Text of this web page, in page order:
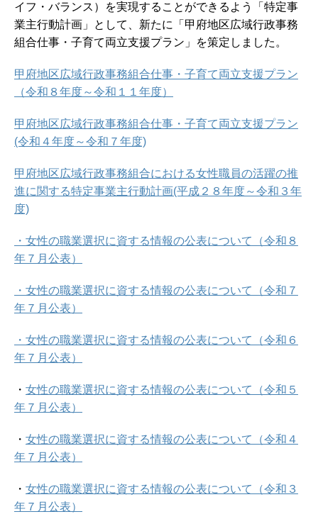
イフ・バランス）を実現することができるよう「特定事
業主行動計画」として、新たに「甲府地区広域行政事務
組合仕事・子育て両立支援プラン」を策定しました。
甲府地区広域行政事務組合仕事・子育て両立支援プラン
（令和８年度～令和１１年度）
甲府地区広域行政事務組合仕事・子育て両立支援プラン
(令和４年度～令和７年度)
甲府地区広域行政事務組合における女性職員の活躍の推
進に関する特定事業主行動計画(平成２８年度～令和３年
度)
・女性の職業選択に資する情報の公表について（令和８
年７月公表）
・女性の職業選択に資する情報の公表について（令和７
年７月公表）
・女性の職業選択に資する情報の公表について（令和６
年７月公表）
・ 女性の職業選択に資する情報の公表について（令和５
年７月公表）
・ 女性の職業選択に資する情報の公表について（令和４
年７月公表）
・ 女性の職業選択に資する情報の公表について（令和３
年７月公表）